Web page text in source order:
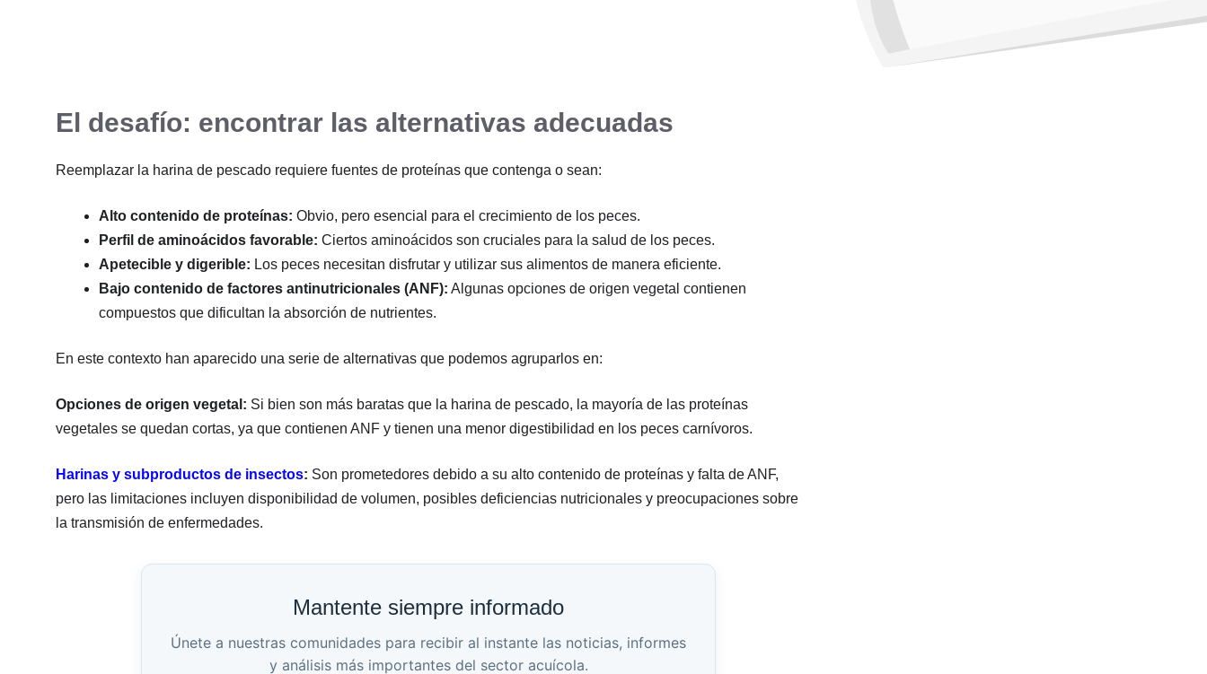
El desafío: encontrar las alternativas adecuadas
Reemplazar la harina de pescado requiere fuentes de proteínas que contenga o sean:
Alto contenido de proteínas: Obvio, pero esencial para el crecimiento de los peces.
Perfil de aminoácidos favorable: Ciertos aminoácidos son cruciales para la salud de los peces.
Apetecible y digerible: Los peces necesitan disfrutar y utilizar sus alimentos de manera eficiente.
Bajo contenido de factores antinutricionales (ANF): Algunas opciones de origen vegetal contienen
compuestos que dificultan la absorción de nutrientes.
En este contexto han aparecido una serie de alternativas que podemos agruparlos en:
Opciones de origen vegetal: Si bien son más baratas que la harina de pescado, la mayoría de las proteínas
vegetales se quedan cortas, ya que contienen ANF y tienen una menor digestibilidad en los peces carnívoros.
Harinas y subproductos de insectos: Son prometedores debido a su alto contenido de proteínas y falta de ANF,
pero las limitaciones incluyen disponibilidad de volumen, posibles deficiencias nutricionales y preocupaciones sobre
la transmisión de enfermedades.
Mantente siempre informado
Únete a nuestras comunidades para recibir al instante las noticias, informes
y análisis más importantes del sector acuícola.